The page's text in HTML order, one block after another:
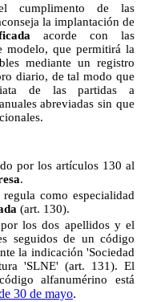
cumplimento de las
la implantación de
acorde con las
modelo, que permitirá la
mediante un registro
diario, de tal modo que
de las partidas a
abreviadas sin que
por los artículos 130 al
.
como especialidad
(art. 130).
los dos apellidos y el
seguidos de un código
la indicación 'Sociedad
'SLNE' (art. 131). El
alfanumérino está
30 de mayo.